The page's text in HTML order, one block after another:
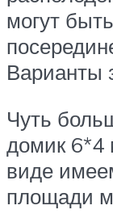
могут
Варианты
Чуть
домик 6*4
виде
площади